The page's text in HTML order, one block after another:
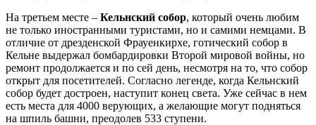
На третьем месте – Кельнский собор, который очень любим
не только иностранными туристами, но и самими немцами. В
отличие от дрезденской Фрауенкирхе, готический собор в
Кельне выдержал бомбардировки Второй мировой войны, но
ремонт продолжается и по сей день, несмотря на то, что собор
открыт для посетителей. Согласно легенде, когда Кельнский
собор будет достроен, наступит конец света. Уже сейчас в нем
есть места для 4000 верующих, а желающие могут подняться
на шпиль башни, преодолев 533 ступени.